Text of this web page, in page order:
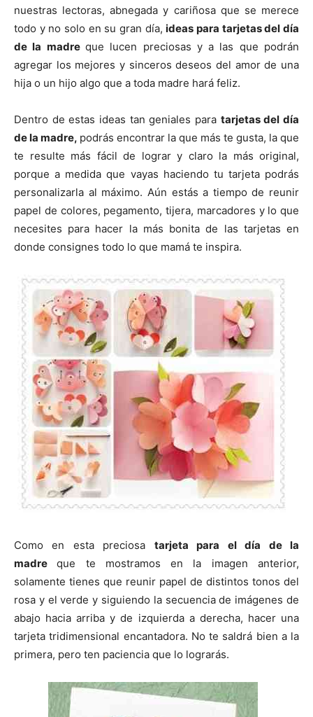
nuestras lectoras, abnegada y cariñosa que se merece
todo y no solo en su gran día,ideas para tarjetas del día
de la madre que lucen preciosas y a las que podrán
agregar los mejores y sinceros deseos del amor de una
hija o un hijo algo que a toda madre hará feliz.
Dentro de estas ideas tan geniales para tarjetas del día
de la madre, podrás encontrar la que más te gusta, la que
te resulte más fácil de lograr y claro la más original,
porque a medida que vayas haciendo tu tarjeta podrás
personalizarla al máximo. Aún estás a tiempo de reunir
papel de colores, pegamento, tijera, marcadores y lo que
necesites para hacer la más bonita de las tarjetas en
donde consignes todo lo que mamá te inspira.
Como en esta preciosa tarjeta para el día de la
madreque te mostramos en la imagen anterior,
solamente tienes que reunir papel de distintos tonos del
rosa y el verde y siguiendo la secuencia de imágenes de
abajo hacia arriba y de izquierda a derecha, hacer una
tarjeta tridimensional encantadora. No te saldrá bien a la
primera, pero ten paciencia que lo lograrás.